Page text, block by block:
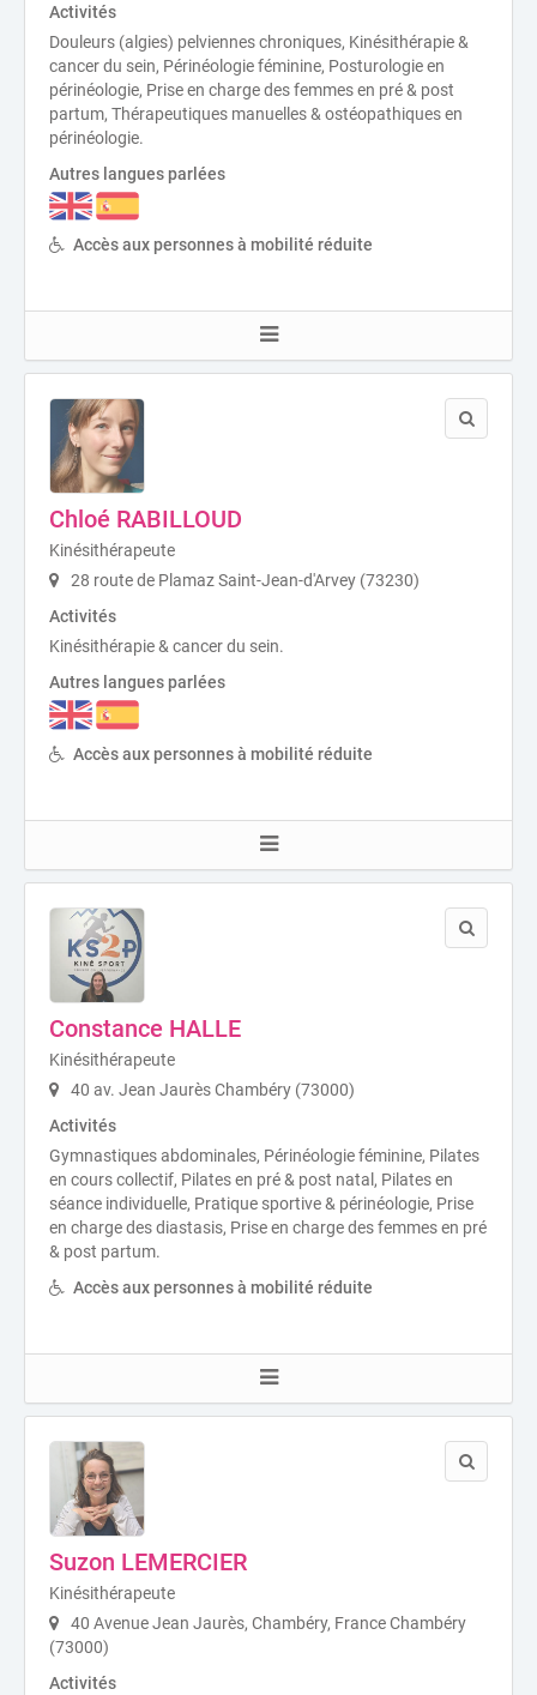
Activités
Douleurs (algies) pelviennes chroniques, Kinésithérapie &
cancer du sein, Périnéologie féminine, Posturologie en
périnéologie, Prise en charge des femmes en pré & post
partum, Thérapeutiques manuelles & ostéopathiques en
périnéologie.
Autres langues parlées
Accès aux personnes à mobilité réduite
Chloé RABILLOUD
Kinésithérapeute
28 route de Plamaz Saint-Jean-d'Arvey (73230)
Activités
Kinésithérapie & cancer du sein.
Autres langues parlées
Accès aux personnes à mobilité réduite
Constance HALLE
Kinésithérapeute
40 av. Jean Jaurès Chambéry (73000)
Activités
Gymnastiques abdominales, Périnéologie féminine, Pilates
en cours collectif, Pilates en pré & post natal, Pilates en
séance individuelle, Pratique sportive & périnéologie, Prise
en charge des diastasis, Prise en charge des femmes en pré
& post partum.
Accès aux personnes à mobilité réduite
Suzon LEMERCIER
Kinésithérapeute
40 Avenue Jean Jaurès, Chambéry, France Chambéry
(73000)
Activités